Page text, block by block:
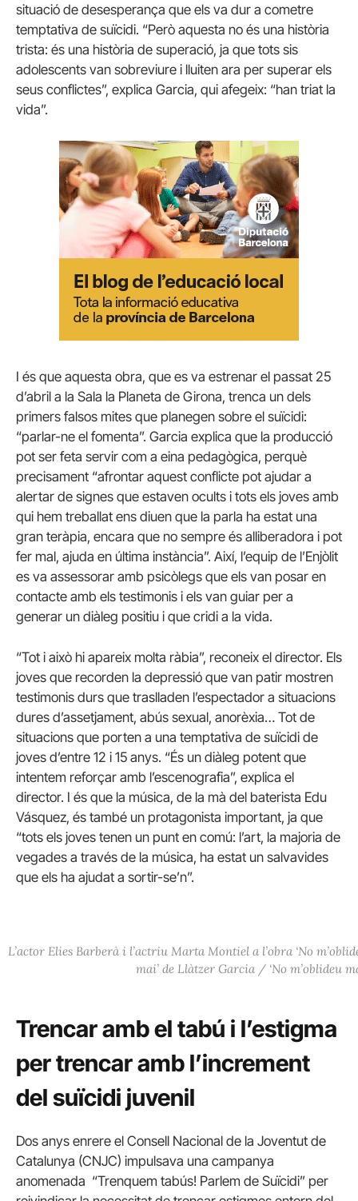
situació de desesperança que els va dur a cometre
temptativa de suïcidi. “Però aquesta no és una història
trista: és una història de superació, ja que tots sis
adolescents van sobreviure i lluiten ara per superar els
seus conflictes”, explica Garcia, qui afegeix: “han triat la
vida”.
I és que aquesta obra, que es va estrenar el passat 25
d’abril a la Sala la Planeta de Girona, trenca un dels
primers falsos mites que planegen sobre el suïcidi:
“parlar-ne el fomenta”. Garcia explica que la producció
pot ser feta servir com a eina pedagògica, perquè
precisament “afrontar aquest conflicte pot ajudar a
alertar de signes que estaven ocults i tots els joves amb
qui hem treballat ens diuen que la parla ha estat una
gran teràpia, encara que no sempre és alliberadora i pot
fer mal, ajuda en última instància”. Així, l’equip de l’Enjòlit
es va assessorar amb psicòlegs que els van posar en
contacte amb els testimonis i els van guiar per a
generar un diàleg positiu i que cridi a la vida.
“Tot i això hi apareix molta ràbia”, reconeix el director. Els
joves que recorden la depressió que van patir mostren
testimonis durs que traslladen l’espectador a situacions
dures d’assetjament, abús sexual, anorèxia… Tot de
situacions que porten a una temptativa de suïcidi de
joves d’entre 12 i 15 anys. “És un diàleg potent que
intentem reforçar amb l’escenografia”, explica el
director. I és que la música, de la mà del baterista Edu
Vásquez, és també un protagonista important, ja que
“tots els joves tenen un punt en comú: l’art, la majoria de
vegades a través de la música, ha estat un salvavides
que els ha ajudat a sortir-se’n”.
L’actor Elies Barberà i l’actriu Marta Montiel a l’obra ‘No
mai’ de Llàtzer Garcia / ‘No m’oblideu
Trencar amb el tabú i l’estigma
per trencar amb l’increment
del suïcidi juvenil
Dos anys enrere el Consell Nacional de la Joventut de
Catalunya (CNJC) impulsava una campanya
anomenada “Trenquem tabús! Parlem de Suïcidi” per